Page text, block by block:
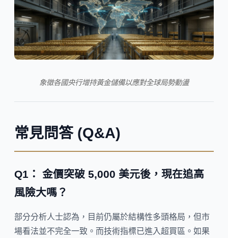
象徵各國央行增持黃金儲備以應對全球局勢動盪
常見問答 (Q&A)
Q1： 金價突破 5,000 美元後，現在追高
風險大嗎？
部分分析人士認為，目前仍屬於結構性多頭格局，但市
場看法並不完全一致。而技術指標已進入超買區。如果